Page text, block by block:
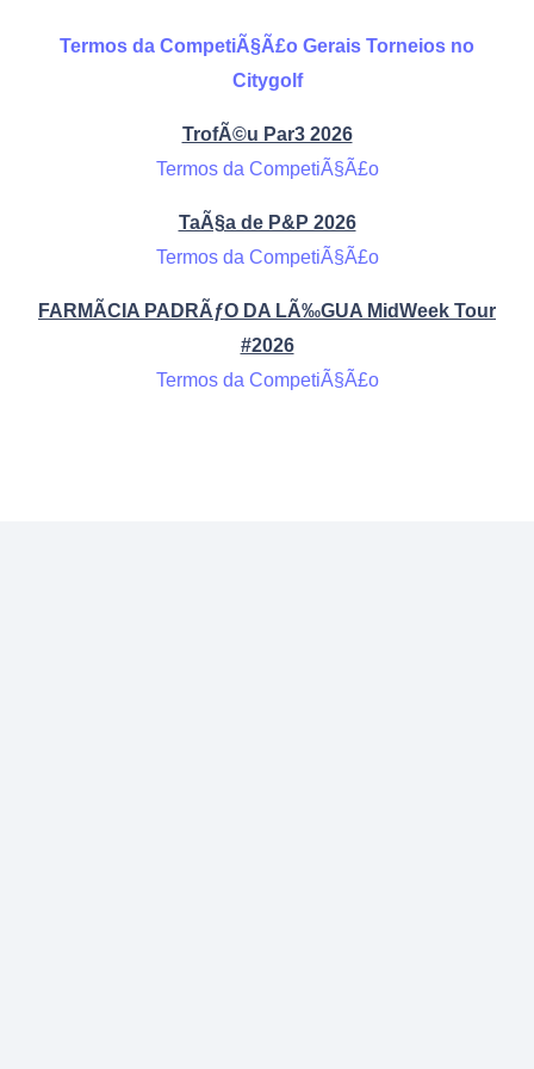
Termos da CompetiÃ§Ã£o Gerais Torneios no
Citygolf
TrofÃ©u Par3 2026
Termos da CompetiÃ§Ã£o
TaÃ§a de P&P 2026
Termos da CompetiÃ§Ã£o
FARMÃCIA PADRÃƒO DA LÃ‰GUA MidWeek Tour
#2026
Termos da CompetiÃ§Ã£o